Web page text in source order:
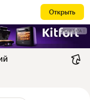
Открыть
РЕКЛАМА